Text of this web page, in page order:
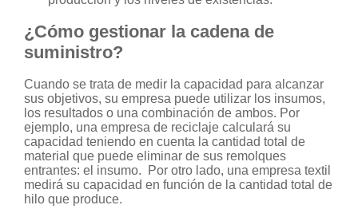
¿Cómo gestionar la cadena de
suministro?
Cuando se trata de medir la capacidad para alcanzar
sus objetivos, su empresa puede utilizar los insumos,
los resultados o una combinación de ambos. Por
ejemplo, una empresa de reciclaje calculará su
capacidad teniendo en cuenta la cantidad total de
material que puede eliminar de sus remolques
entrantes: el insumo. Por otro lado, una empresa textil
medirá su capacidad en función de la cantidad total de
hilo que produce.